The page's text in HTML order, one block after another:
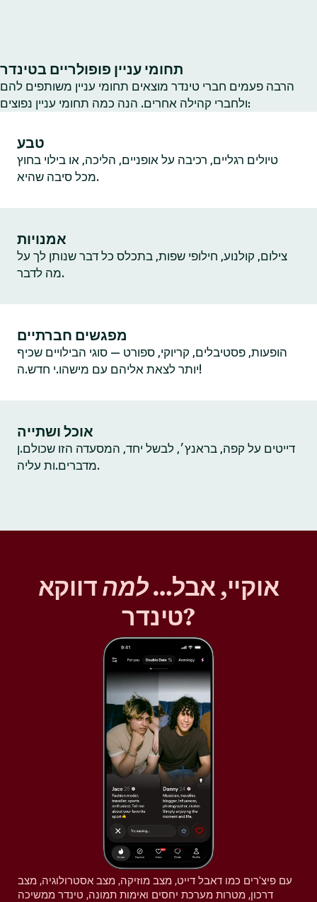
תחומי עניין פופולריים בטינדר
הרבה פעמים חברי טינדר מוצאים תחומי עניין משותפים להם
ולחברי קהילה אחרים. הנה כמה תחומי עניין נפוצים:
טבע
טיולים רגליים, רכיבה על אופניים, הליכה, או בילוי בחוץ
מכל סיבה שהיא.
אמנויות
צילום, קולנוע, חילופי שפות, בתכלס כל דבר שנותן לך על
מה לדבר.
מפגשים חברתיים
הופעות, פסטיבלים, קריוקי, ספורט — סוגי הבילויים שכיף
יותר לצאת אליהם עם מישהו.י חדש.ה!
אוכל ושתייה
דייטים על קפה, בראנץ׳, לבשל יחד, המסעדה הזו שכולם.ן
מדברים.ות עליה.
אוקיי, אבל…למהדווקא
טינדר?
עם פיצ'רים כמו דאבל דייט, מצב מוזיקה, מצב אסטרולוגיה, מצב
דרכון, מטרות מערכת יחסים ואימות תמונה, טינדר ממשיכה